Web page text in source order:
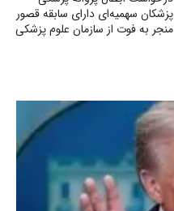
پزشکان سهمیه‌ای دارای سابقه قصور
منجر به فوت از سازمان علوم پزشکی